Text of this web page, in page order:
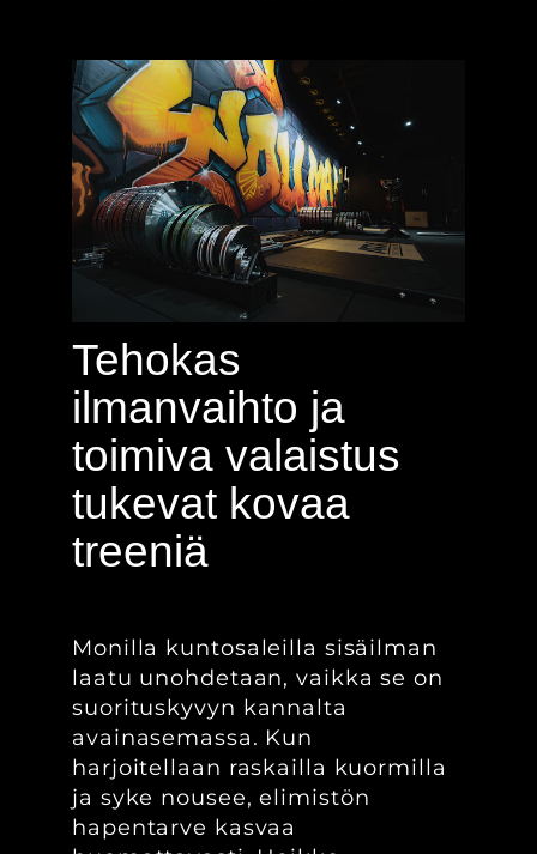
Tehokas
ilmanvaihto ja
toimiva valaistus
tukevat kovaa
treeniä
Monilla kuntosaleilla sisäilman
laatu unohdetaan, vaikka se on
suorituskyvyn kannalta
avainasemassa. Kun
harjoitellaan raskailla kuormilla
ja syke nousee, elimistön
hapentarve kasvaa